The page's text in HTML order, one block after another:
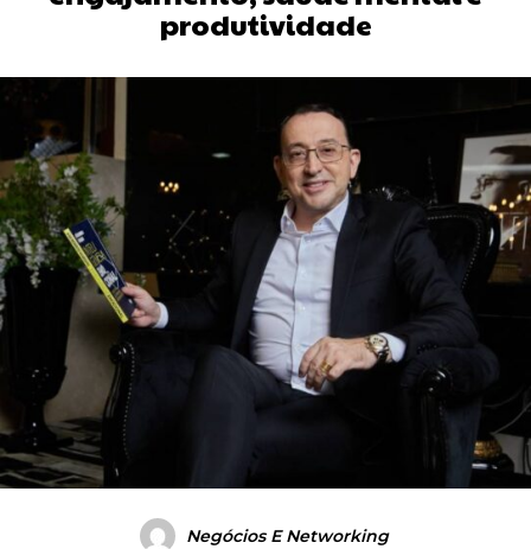
produtividade
Negócios E Networking